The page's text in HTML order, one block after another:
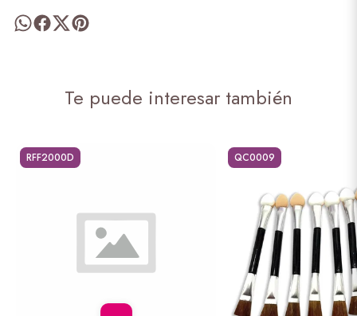
Te puede interesar también
RFF2000D QC0009